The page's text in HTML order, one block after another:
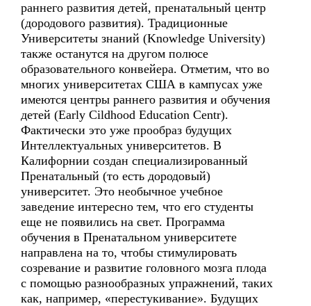
раннего развития детей, пренатальный центр
(дородового развития). Традиционные
Университеты знаний (Knowledge University)
также останутся на другом полюсе
образовательного конвейера. Отметим, что во
многих университетах США в кампусах уже
имеются центры раннего развития и обучения
детей (Early Cildhood Education Centr).
Фактически это уже прообраз будущих
Интеллектуальных университетов. В
Калифорнии создан специализированный
Пренатальный (то есть дородовый)
университет. Это необычное учебное
заведение интересно тем, что его студенты
еще не появились на свет. Программа
обучения в Пренатальном университете
направлена на то, чтобы стимулировать
созревание и развитие головного мозга плода
с помощью разнообразных упражнений, таких
как, например, «перестукивание». Будущих